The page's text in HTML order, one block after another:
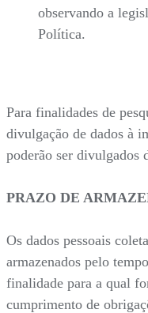
observando a
Política.
Para finalidades de
divulgação de dados à
poderão ser divulgados
PRAZO DE
Os dados pessoais
armazenados pelo
finalidade para a qual
cumprimento de